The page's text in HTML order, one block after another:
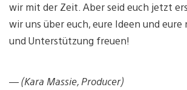
wir mit der Zeit. Aber seid euch jetzt
wir uns über euch, eure Ideen und
und Unterstützung freuen!
— (Kara Massie, Producer)